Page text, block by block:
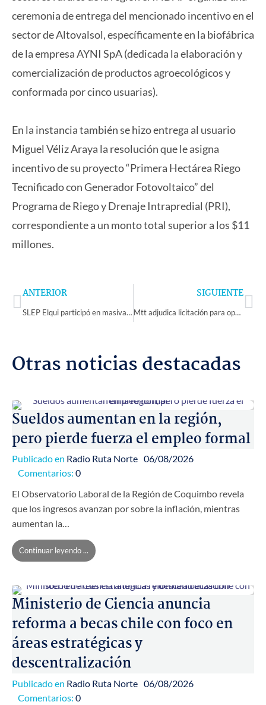
ceremonia de entrega del mencionado incentivo en el
sector de Altovalsol, específicamente en la biofábrica
de la empresa AYNI SpA (dedicada la elaboración y
comercialización de productos agroecológicos y
conformada por cinco usuarias).
En la instancia también se hizo entrega al usuario
Miguel Véliz Araya la resolución que le asigna
incentivo de su proyecto “Primera Hectárea Riego
Tecnificado con Generador Fotovoltaico” del
Programa de Riego y Drenaje Intrapredial (PRI),
correspondiente a un monto total superior a los $11
millones.
Prev
ANTERIOR
SLEP Elqui participó en masiva asamblea de asistentes de la educación de la comuna de Vicuña
SIGUIENTE
Mtt adjudica licitación para operar buses eléctricos de Ovalle a Empresa Transporte Eléctrico De Chile SpA
Otras noticias destacadas
Sueldos aumentan en la región,
pero pierde fuerza el empleo formal
Publicado en Radio Ruta Norte 06/08/2026
Comentarios: 0
El Observatorio Laboral de la Región de Coquimbo revela
que los ingresos avanzan por sobre la inflación, mientras
aumentan la…
Continuar leyendo ...
Ministerio de Ciencia anuncia
reforma a becas chile con foco en
áreas estratégicas y
descentralización
Publicado en Radio Ruta Norte 06/08/2026
Comentarios: 0